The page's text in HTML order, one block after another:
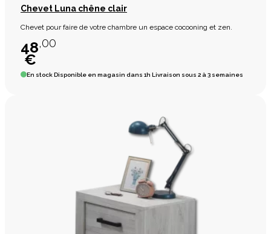
Chevet Luna chêne clair
Chevet pour faire de votre chambre un espace cocooning et zen.
48,00
€
En stockDisponible en magasin dans 1h Livraison sous 2 à 3 semaines